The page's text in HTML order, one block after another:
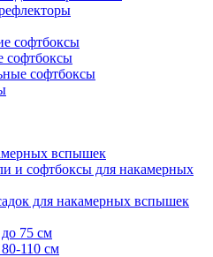
софтбоксы
софтбоксы
софтбоксы
вспышек
и софтбоксы для накамерных
для накамерных вспышек
75 см
110 см